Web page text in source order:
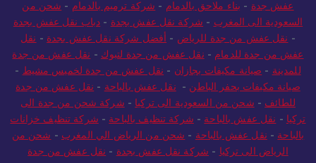
عفش جدة- بناء ملاحق بالدمام -شركة ترميم بالدمام -شحن من
السعودية الى المغرب- شركة نقل عفش بجدة-دباب نقل عفش بجدة
-نقل عفش من جدة للرياض - أفضل شركة نقل عفش بجدة-نقل
عفش من جدة للدمام -نقل عفش من جدة لتبوك -نقل عفش من جدة
للمدينة-صيانة مكيفات بجازان - نقل عفش من جدة لخميس مشيط-
صيانة مكيفات بحفر الباطن -نقل عفش بالباحة-نقل عفش من جدة
للطائف-شحن من السعودية الى تركيا-شركة شحن من جدة الى
تركيا-نقل عفش بالباحة-شركة تنظيف بالباحة-شركة تنظيف خزانات
بالباحة-نقل عفش بالباحة-شحن من الرياض الي المغرب -شحن من
الرياض الى تركيا- شركة نقل عفش بجدة-نقل عفش من جدة